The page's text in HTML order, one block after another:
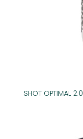
SHOT OPTIMAL